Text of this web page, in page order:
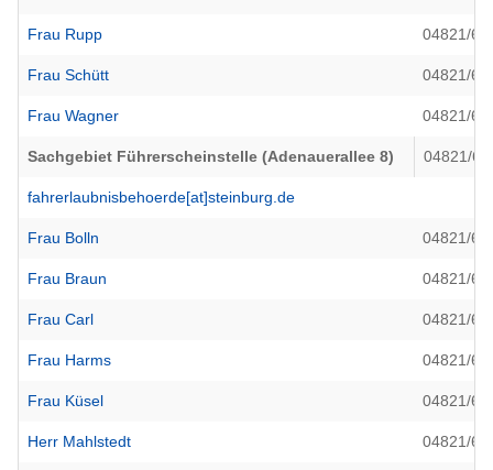
Frau Rupp 04821/69
Frau Schütt 04821/69
Frau Wagner 04821/69
Sachgebiet Führerscheinstelle (Adenauerallee 8) 04821/
fahrerlaubnisbehoerde[at]steinburg.de
Frau Bolln 04821/69
Frau Braun 04821/69
Frau Carl 04821/69
Frau Harms 04821/69
Frau Küsel 04821/69
Herr Mahlstedt 04821/69